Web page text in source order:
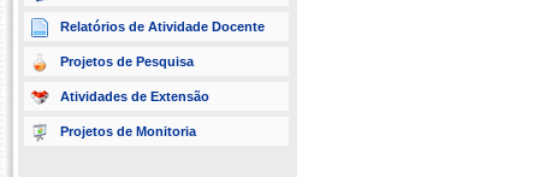
Relatórios de Atividade Docente
Projetos de Pesquisa
Atividades de Extensão
Projetos de Monitoria